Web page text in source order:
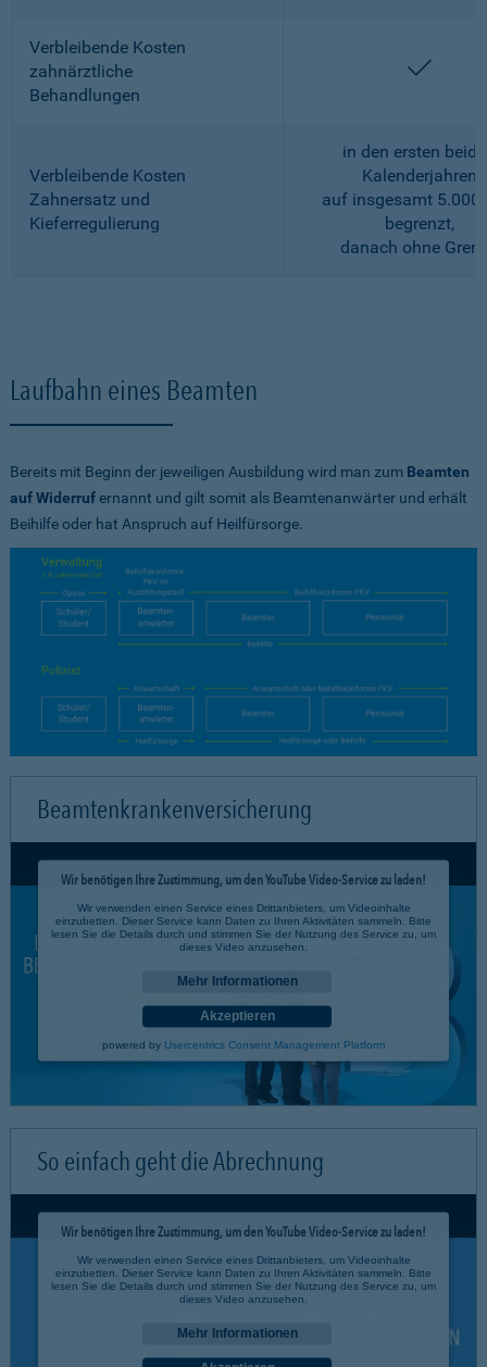
Verbleibende Kosten
zahnärztliche
Behandlungen
Verbleibende Kosten
Zahnersatz und
Kieferregulierung
in den ersten
Kalenderjahren
auf insgesamt 5.000
begrenzt,
danach ohne
Laufbahn eines Beamten
Bereits mit Beginn der jeweiligen Ausbildung wird man zum Beamten
auf Widerrufernannt und gilt somit als Beamtenanwärter und erhält
Beihilfe oder hat Anspruch auf Heilfürsorge.
Beamtenkrankenversicherung
Wir benötigen Ihre Zustimmung, um den YouTube Video-Service zu laden!
Wir verwenden einen Service eines Drittanbieters, um Videoinhalte
einzubetten. Dieser Service kann Daten zu Ihren Aktivitäten sammeln. Bitte
lesen Sie die Details durch und stimmen Sie der Nutzung des Service zu, um
dieses Video anzusehen.
Mehr Informationen
Akzeptieren
powered by Usercentrics Consent Management Platform
So einfach geht die Abrechnung
Wir benötigen Ihre Zustimmung, um den YouTube Video-Service zu laden!
Wir verwenden einen Service eines Drittanbieters, um Videoinhalte
einzubetten. Dieser Service kann Daten zu Ihren Aktivitäten sammeln. Bitte
lesen Sie die Details durch und stimmen Sie der Nutzung des Service zu, um
dieses Video anzusehen.
Mehr Informationen